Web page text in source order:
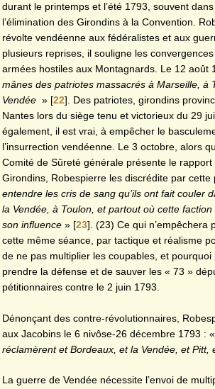
durant le printemps et l’été 1793, souvent
l’élimination des Girondins à la Convention.
révolte vendéenne aux fédéralistes et aux
plusieurs reprises, il souligne les
armées hostiles aux Montagnards. Le 12 août
mânes des patriotes massacrés à Marseille, à
Vendée » [22] . Des patriotes, girondins
Nantes lors du siège tenu et victorieux du 29
également, il est vrai, à empêcher le
l’insurrection vendéenne. Le 3 octobre, alors
Comité de Sûreté générale présente le
Girondins, Robespierre les discrédite par cette
entendre les cris de sang qu’ils ont fait couler
la Vendée, à Toulon, et partout où cette
son influence » [23] . (23) Ce qui
cette même séance, par tactique et réalisme
de ne pas multiplier les coupables, et
prendre la défense et de sauver les « 73 »
pétitionnaires contre le 2 juin 1793.
Dénonçant des contre-révolutionnaires,
aux Jacobins le 6 nivôse-26 décembre 1793 : «
réclamèrent et Bordeaux, et la Vendée, et Pitt,
La guerre de Vendée nécessite l’envoi de